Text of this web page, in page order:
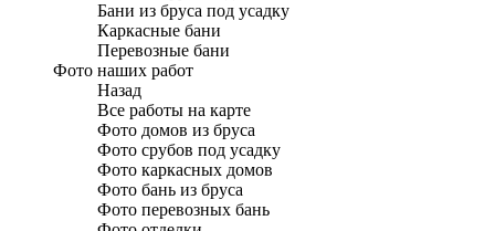
Бани из бруса под усадку
Каркасные бани
Перевозные бани
Фото наших работ
Назад
Все работы на карте
Фото домов из бруса
Фото срубов под усадку
Фото каркасных домов
Фото бань из бруса
Фото перевозных бань